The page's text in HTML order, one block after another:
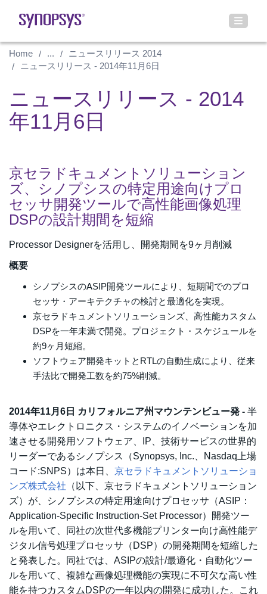
Home ...
ニュースリリース 2014
ニュースリリース - 2014年11月6日
ニュースリリース - 2014
年11月6日
京セラドキュメントソリューション
ズ、シノプシスの特定用途向けプロ
セッサ開発ツールで高性能画像処理
DSPの設計期間を短縮
Processor Designerを活用し、開発期間を9ヶ月削減
概要
シノプシスのASIP開発ツールにより、短期間でのプロ
セッサ・アーキテクチャの検討と最適化を実現。
京セラドキュメントソリューションズ、高性能カスタム
DSPを一年未満で開発。プロジェクト・スケジュールを
約9ヶ月短縮。
ソフトウェア開発キットとRTLの自動生成により、従来
手法比で開発工数を約75%削減。
2014年11月6日 カリフォルニア州マウンテンビュー発 - 半
導体やエレクトロニクス・システムのイノベーションを加
速させる開発用ソフトウェア、IP、技術サービスの世界的
リーダーであるシノプシス（Synopsys, Inc.、Nasdaq上場
コード:SNPS）は本日、 京セラドキュメントソリューショ
ンズ株式会社 （以下、京セラドキュメントソリューション
ズ）が、シノプシスの特定用途向けプロセッサ（ASIP：
Application-Specific Instruction-Set Processor）開発ツー
ルを用いて、同社の次世代多機能プリンター向け高性能デ
ジタル信号処理プロセッサ（DSP）の開発期間を短縮した
と発表した。同社では、ASIPの設計/最適化・自動化ツー
ルを用いて、複雑な画像処理機能の実現に不可欠な高い性
能を持つカスタムDSPの一年以内の開発に成功した。これ